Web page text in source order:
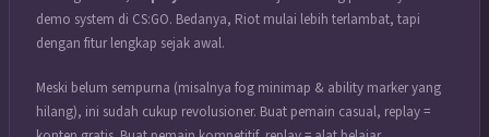
demo system di CS:GO. Bedanya, Riot mulai lebih terlambat, tapi
dengan fitur lengkap sejak awal.
Meski belum sempurna (misalnya fog minimap & ability marker yang
hilang), ini sudah cukup revolusioner. Buat pemain casual, replay =